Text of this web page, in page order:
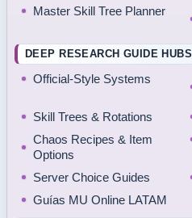
Master Skill Tree Planner
DEEP RESEARCH GUIDE HUBS
Official-Style Systems
Skill Trees & Rotations
Chaos Recipes & Item
Options
Server Choice Guides
Guías MU Online LATAM